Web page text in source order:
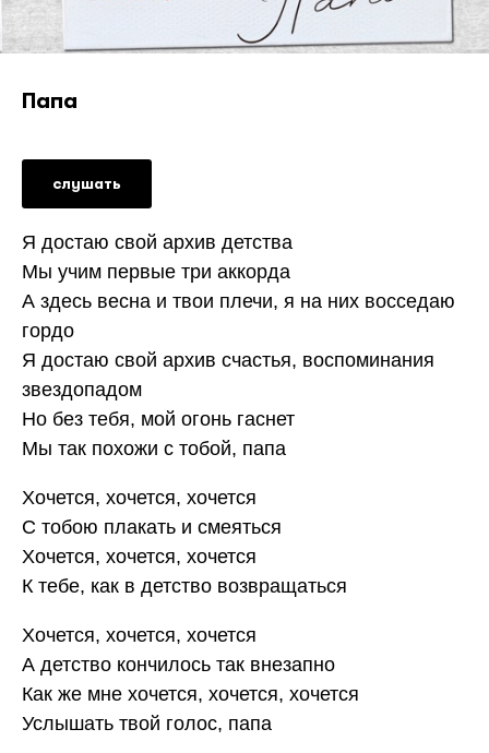
Папа
слушать
Я достаю свой архив детства
Мы учим первые три аккорда
А здесь весна и твои плечи, я на них восседаю
гордо
Я достаю свой архив счастья, воспоминания
звездопадом
Но без тебя, мой огонь гаснет
Мы так похожи с тобой, папа
Хочется, хочется, хочется
С тобою плакать и смеяться
Хочется, хочется, хочется
К тебе, как в детство возвращаться
Хочется, хочется, хочется
А детство кончилось так внезапно
Как же мне хочется, хочется, хочется
Услышать твой голос, папа